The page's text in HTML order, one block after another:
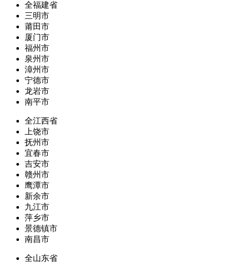
全福建省
三明市
莆田市
厦门市
福州市
泉州市
漳州市
宁德市
龙岩市
南平市
全江西省
上饶市
抚州市
宜春市
吉安市
赣州市
鹰潭市
新余市
九江市
萍乡市
景德镇市
南昌市
全山东省